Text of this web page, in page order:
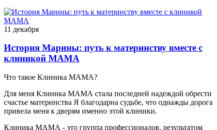
11 декабря
История Марины: путь к материнству вместе с
клиникой МАМА
Что такое Клиника МАМА?
Для меня Клиника МАМА стала последней надеждой обрести
счастье материнства Я благодарна судьбе, что однажды дорога
привела меня к дверям именно этой клиники.
Клиника МАМА - это группа профессионалов, результатом